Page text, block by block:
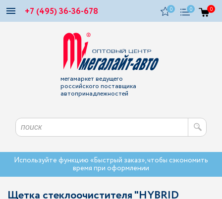
+7 (495) 36-36-678 0 0 0
мегамаркет ведущего
российского поставщика
автопринадлежностей
Используйте функцию «Быстрый заказ», чтобы сэкономить
время при оформлении
Щетка стеклоочистителя "HYBRID